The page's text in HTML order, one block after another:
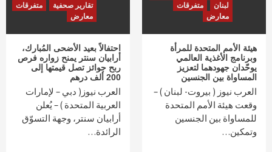
لبنان
متفرقات
معارض
هيئة الأمم المتحدة للمرأة
وبرنامج الأغذية العالمي
يوحّدان جهودهما لتعزيز
المساواة بين الجنسين
العرب نيوز ( بيروت- لبنان ) –
وقعت هيئة الأمم المتحدة
للمساواة بين الجنسين
وتمكين…
تقارير صحفية
متفرقات
معارض
احتفالاً بعيد الأضحى المُبارك،
أرابيان سنتر يمنح زواره فرص
ربح جوائز تصل قيمتها إلى
200 ألف درهم
العرب نيوز( دبي – لإمارات
العربية المتحدة ) – يُعلن
أرابيان سنتر، وجهة التسوّق
الرائدة…